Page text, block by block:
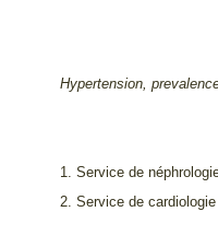
Hypertension,
1. Service de
2. Service de cardiologie